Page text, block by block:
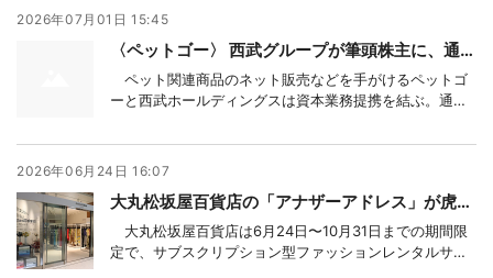
をこれまでの最長90日から25日に短縮することをアナウ
ンスしている。
2026年07月01日 15:45
〈ペットゴー〉 西武グループが筆頭株主に、通販と施設送客できるアプリなどで連携
ペット関連商品のネット販売などを手がけるペットゴ
ーと西武ホールディングスは資本業務提携を結ぶ。通販
開するアプリの開発や運営、訴求などで協業を進める。
2026年06月24日 16:07
大丸松坂屋百貨店の「アナザーアドレス」が虎ノ門ヒルズに期間限定店、時短と印象管理で顧客開拓
大丸松坂屋百貨店は6月24日〜10月31日までの期間限
定で、サブスクリプション型ファッションレンタルサー